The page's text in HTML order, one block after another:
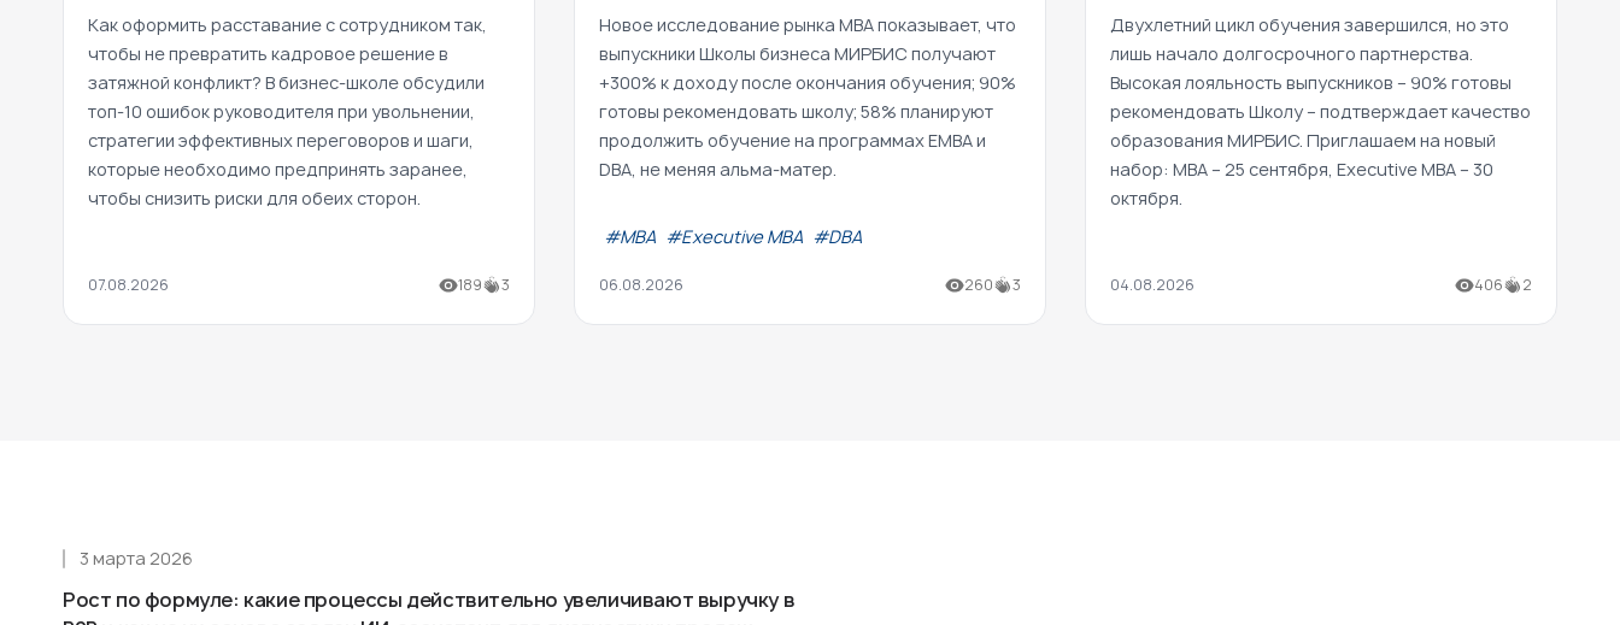
Как оформить расставание с сотрудником так,
чтобы не превратить кадровое решение в
затяжной конфликт? В бизнес-школе обсудили
топ-10 ошибок руководителя при увольнении,
стратегии эффективных переговоров и шаги,
которые необходимо предпринять заранее,
чтобы снизить риски для обеих сторон.
07.08.2026 189 3
Новое исследование рынка MBA показывает, что
выпускники Школы бизнеса МИРБИС получают
+300% к доходу после окончания обучения; 90%
готовы рекомендовать школу; 58% планируют
продолжить обучение на программах EMBA и
DBA, не меняя альма-матер.
#МВА #Executive MBA #DBA
06.08.2026 260 3
Двухлетний цикл обучения завершился, но это
лишь начало долгосрочного партнерства.
Высокая лояльность выпускников – 90% готовы
рекомендовать Школу – подтверждает качество
образования МИРБИС. Приглашаем на новый
набор: MBA – 25 сентября, Executive MBA – 30
октября.
04.08.2026 406 2
Рост по формуле: какие процессы действительно увеличивают выручку в
3 марта 2026